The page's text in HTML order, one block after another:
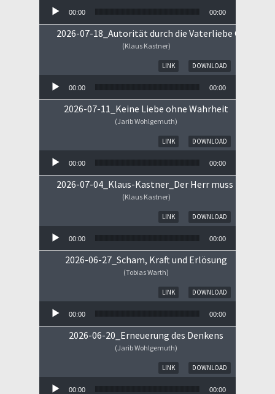
00:00 00:00
2026-07-18_Autorität durch die Vaterliebe Gottes
(Klaus Kastner)
DOWNLOAD
LINK
00:00 00:00
2026-07-11_Keine Liebe ohne Wahrheit
(Jarib Wohlgemuth)
DOWNLOAD
LINK
00:00 00:00
2026-07-04_Klaus-Kastner_Der Herr muss im
(Klaus Kastner)
DOWNLOAD
LINK
00:00 00:00
2026-06-27_Scham, Kraft und Erlösung
(Tobias Warth)
DOWNLOAD
LINK
00:00 00:00
2026-06-20_Erneuerung des Denkens
(Jarib Wohlgemuth)
DOWNLOAD
LINK
00:00 00:00